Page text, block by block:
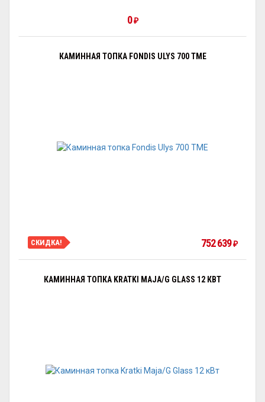
0₽
КАМИННАЯ ТОПКА FONDIS ULYS 700 TME
СКИДКА! 752 639₽
КАМИННАЯ ТОПКА KRATKI MAJA/G GLASS 12 КВТ